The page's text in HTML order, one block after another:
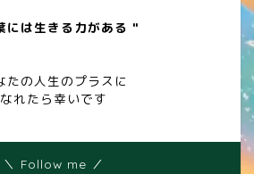
には生きる力がある "
たの人生のプラスに
なれたら幸いです
＼ Follow me ／